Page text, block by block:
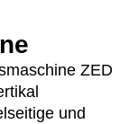
ZED
und